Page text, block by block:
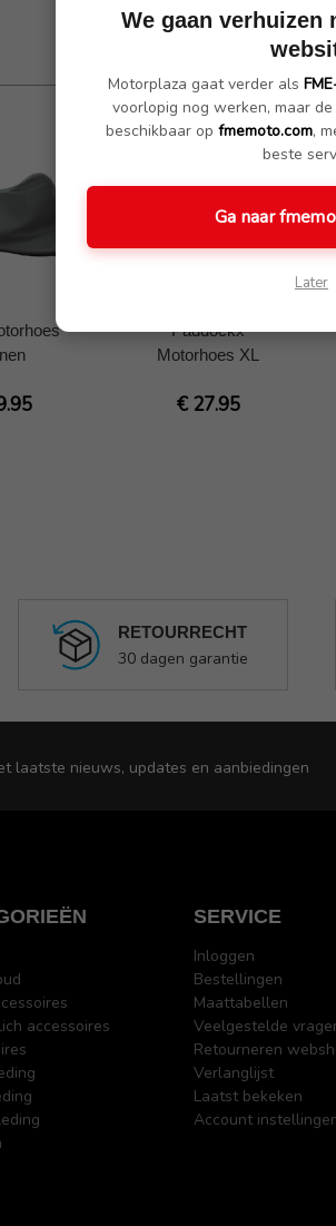
Paddockx
Motorhoes XL
€ 27.95
RETOURRECHT
30 dagen garantie
laatste nieuws, updates en aanbiedingen
accessoires
SERVICE
Inloggen
Bestellingen
Maattabellen
Veelgestelde
Retourneren
Verlanglijst
Laatst bekeken
Account
We gaan verhuizen
Motorplaza gaat verder als
voorlopig nog werken, maar
beschikbaar op fmemoto.com,
beste
Ga naar
Later